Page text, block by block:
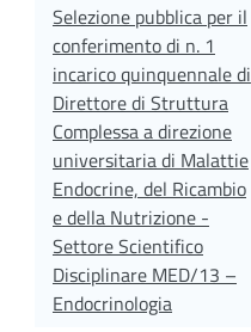
Selezione pubblica per il
conferimento di n. 1
incarico quinquennale di
Direttore di Struttura
Complessa a direzione
universitaria di Malattie
Endocrine, del Ricambio
e della Nutrizione -
Settore Scientifico
Disciplinare MED/13 –
Endocrinologia